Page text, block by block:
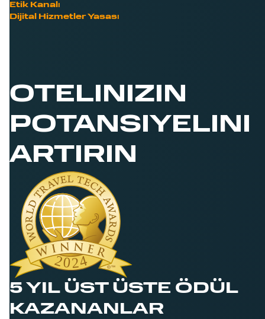
Etik Kanalı
Dijital Hizmetler Yasası
OTELINIZIN
POTANSIYELINI
ARTIRIN
5 YIL ÜST ÜSTE ÖDÜL
KAZANANLAR